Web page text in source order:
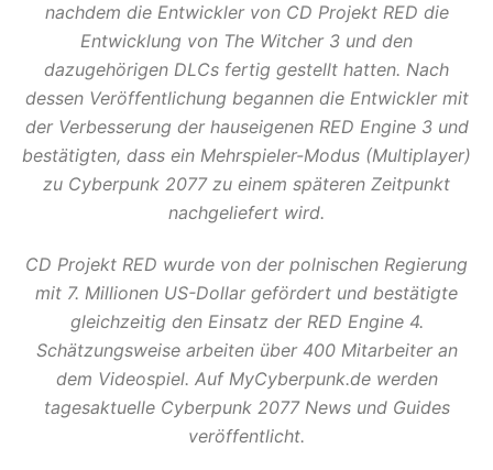
nachdem die Entwickler von CD Projekt RED die
Entwicklung von The Witcher 3 und den
dazugehörigen DLCs fertig gestellt hatten. Nach
dessen Veröffentlichung begannen die Entwickler mit
der Verbesserung der hauseigenen RED Engine 3 und
bestätigten, dass ein Mehrspieler-Modus (Multiplayer)
zu Cyberpunk 2077 zu einem späteren Zeitpunkt
nachgeliefert wird.
CD Projekt RED wurde von der polnischen Regierung
mit 7. Millionen US-Dollar gefördert und bestätigte
gleichzeitig den Einsatz der RED Engine 4.
Schätzungsweise arbeiten über 400 Mitarbeiter an
dem Videospiel. Auf MyCyberpunk.de werden
tagesaktuelle Cyberpunk 2077 News und Guides
veröffentlicht.